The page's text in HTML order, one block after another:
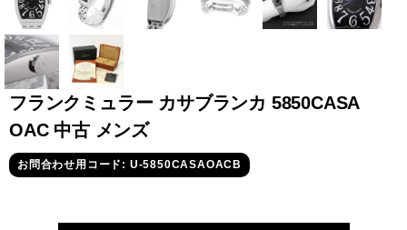
グランド
セイコー
フランクミュラー カサブランカ 5850CASA
OAC 中古 メンズ
お問合わせ用コード: U-5850CASAOACB